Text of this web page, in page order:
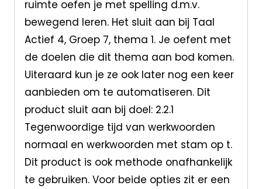
ruimte oefen je met spelling d.m.v.
bewegend leren. Het sluit aan bij Taal
Actief 4, Groep 7, thema 1. Je oefent met
de doelen die dit thema aan bod komen.
Uiteraard kun je ze ook later nog een keer
aanbieden om te automatiseren. Dit
product sluit aan bij doel: 2.2.1
Tegenwoordige tijd van werkwoorden
normaal en werkwoorden met stam op t.
Dit product is ook methode onafhankelijk
te gebruiken. Voor beide opties zit er een